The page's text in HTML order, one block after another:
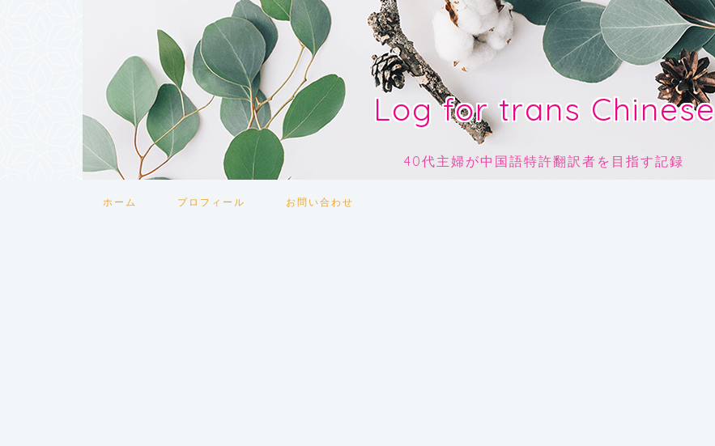
Log for trans Chinese
40代主婦が中国語特許翻訳者を目指す記録
ホーム プロフィール お問い合わせ